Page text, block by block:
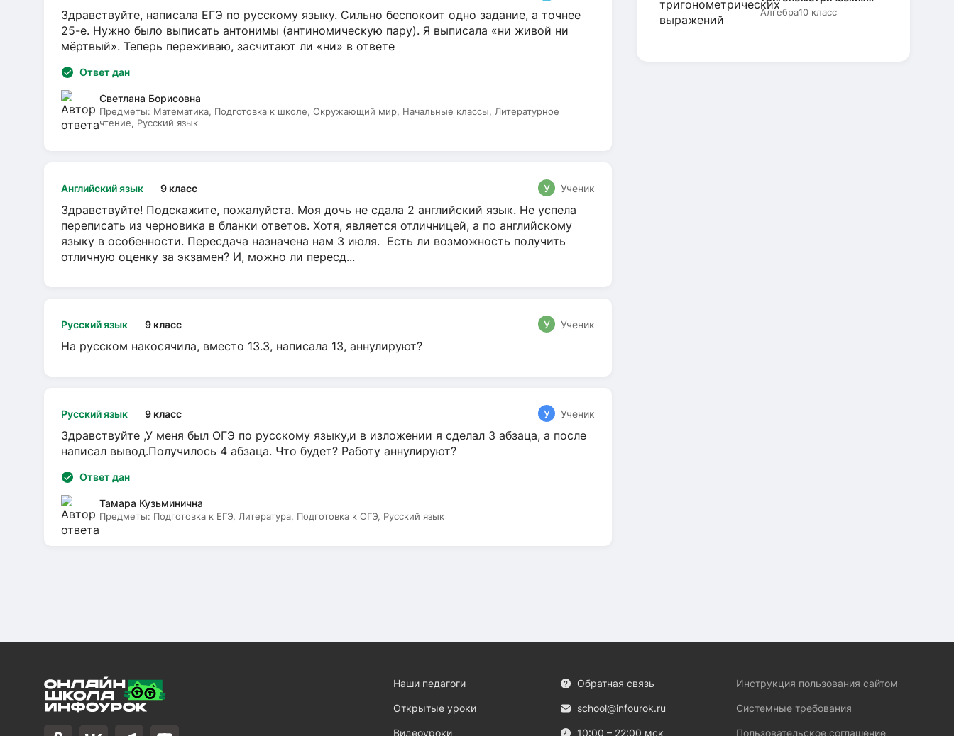
выражений
Алгебра10 класс
Здравствуйте, написала ЕГЭ по русскому языку. Сильно беспокоит одно задание, а точнее
25-е. Нужно было выписать антонимы (антиномическую пару). Я выписала «ни живой ни
мёртвый». Теперь переживаю, засчитают ли «ни» в ответе
Ответ дан
Светлана Борисовна
Предметы: Математика, Подготовка к школе, Окружающий мир, Начальные классы, Литературное
чтение, Русский язык
Английский язык 9 класс У Ученик
Здравствуйте! Подскажите, пожалуйста. Моя дочь не сдала 2 английский язык. Не успела
переписать из черновика в бланки ответов. Хотя, является отличницей, а по английскому
языку в особенности. Пересдача назначена нам 3 июля. Есть ли возможность получить
отличную оценку за экзамен? И, можно ли пересд...
Русский язык 9 класс У Ученик
На русском накосячила, вместо 13.3, написала 13, аннулируют?
Русский язык 9 класс У Ученик
Здравствуйте ,У меня был ОГЭ по русскому языку,и в изложении я сделал 3 абзаца, а после
написал вывод.Получилось 4 абзаца. Что будет? Работу аннулируют?
Ответ дан
Тамара Кузьминична
Предметы: Подготовка к ЕГЭ, Литература, Подготовка к ОГЭ, Русский язык
Наши педагоги
Открытые уроки
Видеоуроки
Обратная связь
school@infourok.ru
10:00 – 22:00 мск
Инструкция пользования сайтом
Системные требования
Пользовательское соглашение